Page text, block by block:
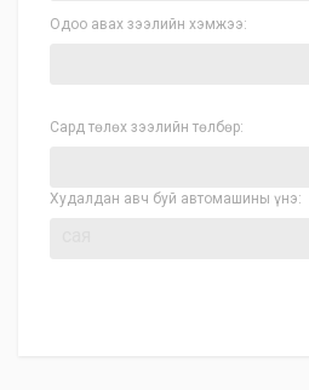
Одоо авах зээлийн хэмжээ:
Сард төлөх зээлийн төлбөр:
Худалдан авч буй автомашины үнэ: